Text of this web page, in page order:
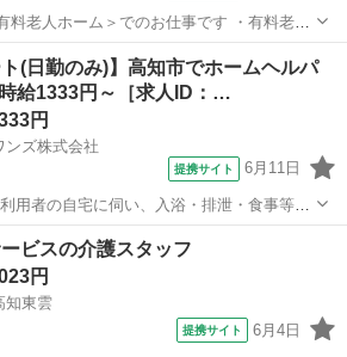
ホーム＞でのお仕事です ・有料老人
業務 ・定期巡回 ・コール対応 ・起床、就
のみの勤務）休憩は1：00～3：00か3：00～
通五丁目駅 介護
ト(日勤のみ)】高知市でホームヘルパ
給1333円～［求人ID：…
円
ンズ株式会社
提携サイト 6月11日
話を行うサービスを行っていただきます。
付バイクを使用して行って頂きます （雨
ビスの介護スタッフ
円
知東雲
提携サイト 6月4日